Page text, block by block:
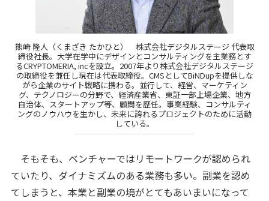
熊崎 隆人（くまざき たかひと） 株式会社デジタルステージ 代表取
締役社長。大学在学中にデザインとコンサルティングを主業務とす
るCRYPTOMERIA, incを設立。2007年より株式会社デジタルステージ
の取締役を兼任し現在は代表取締役。CMSとしてBiNDupを提供しな
がら企業のサイト戦略に携わる。並行して、経営、マーケティン
グ、テクノロジーの分野で、経済産業省、東証一部上場企業、地方
自治体、スタートアップ等、顧問を歴任。事業経験、コンサルティ
ングのノウハウを生かし、未来に誇れるプロジェクトのために活動
している。
そもそも、ベンチャーではリモートワークが認められ
ていたり、ダイナミズムのある業務も多い。副業を認め
てしまうと、本業と副業の境がとてもあいまいになって